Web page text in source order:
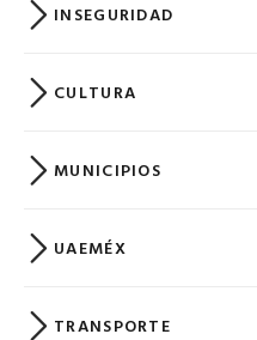
INSEGURIDAD
CULTURA
MUNICIPIOS
UAEMÉX
TRANSPORTE